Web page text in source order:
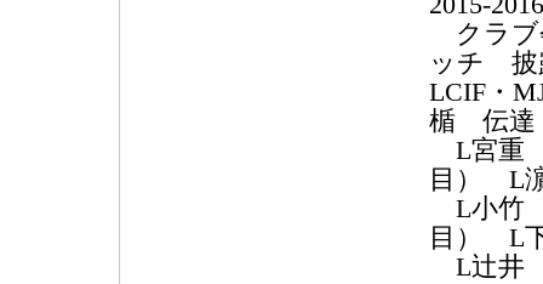
クラブ
ッチ 披
LCIF・
楯 伝達
L宮重
目） L
L小竹
目） L
L辻井